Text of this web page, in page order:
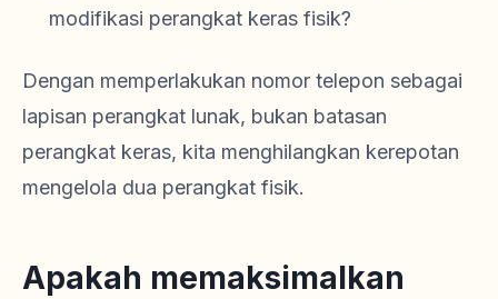
modifikasi perangkat keras fisik?
Dengan memperlakukan nomor telepon sebagai
lapisan perangkat lunak, bukan batasan
perangkat keras, kita menghilangkan kerepotan
mengelola dua perangkat fisik.
Apakah memaksimalkan